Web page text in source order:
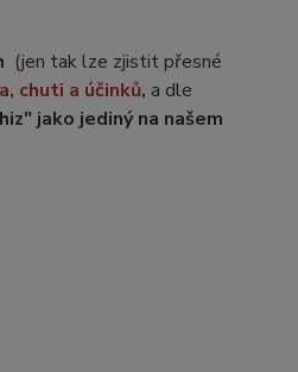
(jen tak lze zjistit přesné
chuti a účinků, a dle
jako jediný na našem